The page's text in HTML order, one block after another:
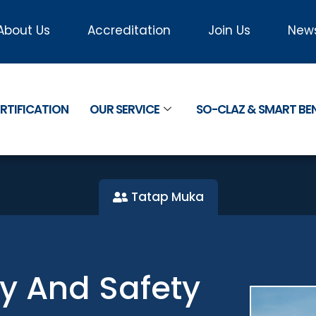
Us Accreditation Join Us
OUR SERVICE SO-CLAZ & SMART
Tatap Muka
And Safety